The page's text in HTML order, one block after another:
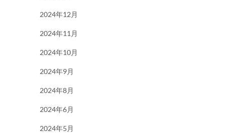
2024年12月
2024年11月
2024年10月
2024年9月
2024年8月
2024年6月
2024年5月